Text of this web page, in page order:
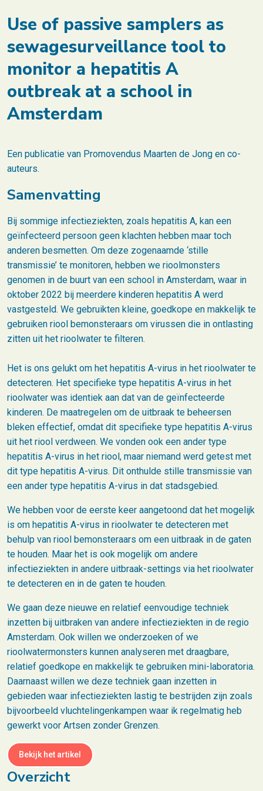
Use of passive samplers as
sewagesurveillance tool to
monitor a hepatitis A
outbreak at a school in
Amsterdam
Een publicatie van Promovendus Maarten de Jong en co-
auteurs.
Samenvatting
Bij sommige infectieziekten, zoals hepatitis A, kan een
geïnfecteerd persoon geen klachten hebben maar toch
anderen besmetten. Om deze zogenaamde ‘stille
transmissie’ te monitoren, hebben we rioolmonsters
genomen in de buurt van een school in Amsterdam, waar in
oktober 2022 bij meerdere kinderen hepatitis A werd
vastgesteld. We gebruikten kleine, goedkope en makkelijk te
gebruiken riool bemonsteraars om virussen die in ontlasting
zitten uit het rioolwater te filteren.
Het is ons gelukt om het hepatitis A-virus in het rioolwater te
detecteren. Het specifieke type hepatitis A-virus in het
rioolwater was identiek aan dat van de geïnfecteerde
kinderen. De maatregelen om de uitbraak te beheersen
bleken effectief, omdat dit specifieke type hepatitis A-virus
uit het riool verdween. We vonden ook een ander type
hepatitis A-virus in het riool, maar niemand werd getest met
dit type hepatitis A-virus. Dit onthulde stille transmissie van
een ander type hepatitis A-virus in dat stadsgebied.
We hebben voor de eerste keer aangetoond dat het mogelijk
is om hepatitis A-virus in rioolwater te detecteren met
behulp van riool bemonsteraars om een uitbraak in de gaten
te houden. Maar het is ook mogelijk om andere
infectieziekten in andere uitbraak-settings via het rioolwater
te detecteren en in de gaten te houden.
We gaan deze nieuwe en relatief eenvoudige techniek
inzetten bij uitbraken van andere infectieziekten in de regio
Amsterdam. Ook willen we onderzoeken of we
rioolwatermonsters kunnen analyseren met draagbare,
relatief goedkope en makkelijk te gebruiken mini-laboratoria.
Daarnaast willen we deze techniek gaan inzetten in
gebieden waar infectieziekten lastig te bestrijden zijn zoals
bijvoorbeeld vluchtelingenkampen waar ik regelmatig heb
gewerkt voor Artsen zonder Grenzen.
Bekijk het artikel
Overzicht